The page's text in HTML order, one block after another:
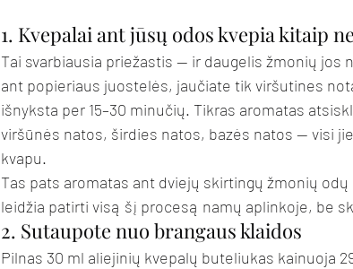
1. Kvepalai ant jūsų odos kvepia kitaip
Tai svarbiausia priežastis — ir daugelis žmonių
ant popieriaus juostelės, jaučiate tik viršutines
išnyksta per 15–30 minučių. Tikras aromatas
viršūnės natos, širdies natos, bazės natos — visi
kvapu.
Tas pats aromatas ant dviejų skirtingų žmonių
leidžia patirti visą šį procesą namų aplinkoje, be
2. Sutaupote nuo brangaus klaidos
Pilnas 30 ml aliejinių kvepalų buteliukas kainuoja